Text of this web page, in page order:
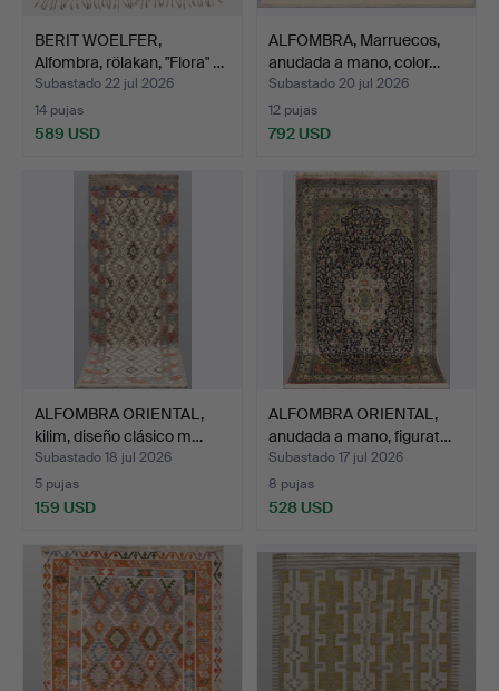
BERIT WOELFER,
Alfombra, rölakan, "Flora" …
Subastado 22 jul 2026
14 pujas
589 USD
ALFOMBRA, Marruecos,
anudada a mano, color…
Subastado 20 jul 2026
12 pujas
792 USD
ALFOMBRA ORIENTAL,
kilim, diseño clásico m…
Subastado 18 jul 2026
5 pujas
159 USD
ALFOMBRA ORIENTAL,
anudada a mano, figurat…
Subastado 17 jul 2026
8 pujas
528 USD